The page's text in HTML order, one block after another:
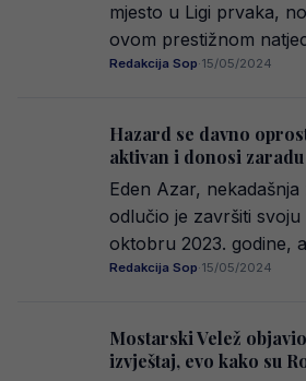
mjesto u Ligi prvaka,
ovom prestižnom
Redakcija Sop·15/05/2024
Hazard se davno
aktivan i donosi
Eden Azar, nekadašnja
odlučio je završiti
oktobru 2023. godine,
Redakcija Sop·15/05/2024
Mostarski Velež
izvještaj, evo kako su